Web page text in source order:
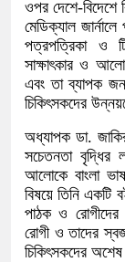
ওপর দেশে-বিদেশে
মেডিক্যাল
পত্রপত্রিকা ও
সাক্ষাৎকার ও
এবং তা ব্যাপক
চিকিৎসকদের
অধ্যাপক ডা.
সচেতনতা বৃদ্ধির
আলোকে বাংলা
বিষয়ে তিনি একটি
পাঠক ও
রোগী ও তাদের
চিকিৎসকদের